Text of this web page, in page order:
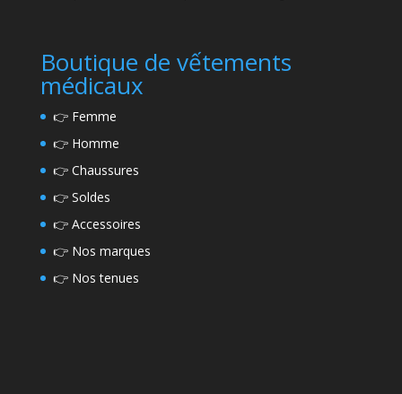
Boutique de vếtements
médicaux
👉 Femme
👉 Homme
👉 Chaussures
👉 Soldes
👉 Accessoires
👉 Nos marques
👉 Nos tenues